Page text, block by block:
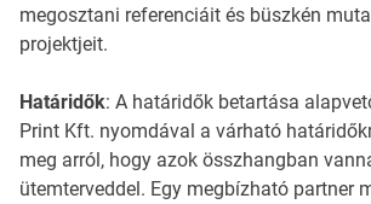
megosztani referenciáit és büszkén
projektjeit.
Határidők: A határidők betartása
Print Kft. nyomdával a várható
meg arról, hogy azok összhangban
ütemterveddel. Egy megbízható partner